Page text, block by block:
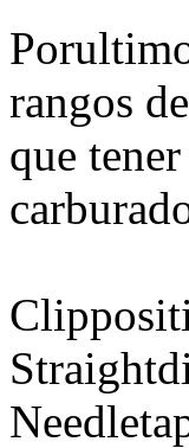
rangos
que